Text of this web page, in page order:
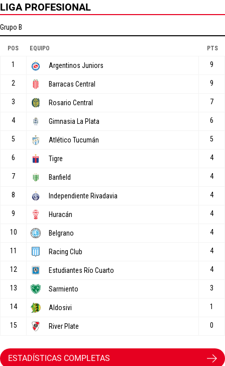
LIGA PROFESIONAL
ESTADÍSTICAS COMPLETAS